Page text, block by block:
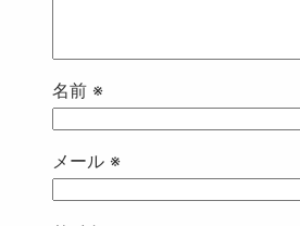
名前 ※
メール ※